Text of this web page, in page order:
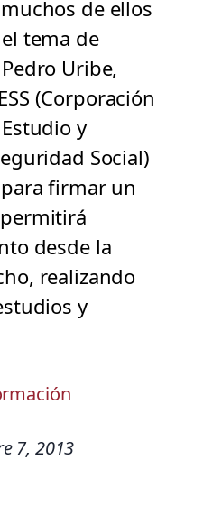
de ellos
tema de
Uribe,
(Corporación
y
Social)
firmar un
desde la
realizando
y
7, 2013